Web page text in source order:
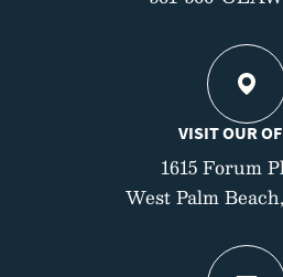
VISIT OUR
1615 Forum
West Palm